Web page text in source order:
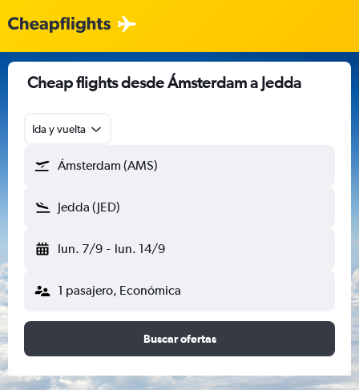
Cheap flights desde Ámsterdam a Jedda
Ida y vuelta
Ámsterdam (AMS)
Jedda (JED)
lun. 7/9 - lun. 14/9
1 pasajero, Económica
Buscar ofertas